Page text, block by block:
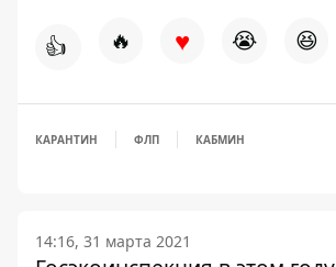
👍 🔥 ♥ 😭 😆
КАРАНТИН ФЛП КАБМИН
14:16, 31 марта 2021